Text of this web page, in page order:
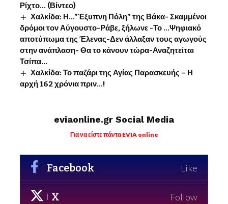
Ρίχτο… (Βίντεο)
Χαλκίδα: Η…”Έξυπνη Πόλη” της Βάκα- Σκαμμένοι
δρόμοι τον Αύγουστο-Ράβε, ξήλωνε -Το …Ψηφιακό
αποτύπωμα της Έλενας-Δεν άλλαξαν τους αγωγούς
στην ανάπλαση- Θα το κάνουν τώρα-Αναζητείται
Τσίπα…
Χαλκίδα: Το παζάρι της Αγίας Παρασκευής – Η
αρχή 162 χρόνια πριν…!
eviaonline.gr Social Media
Για να είστε πάντα EVIA online
Facebook Like
X Follow